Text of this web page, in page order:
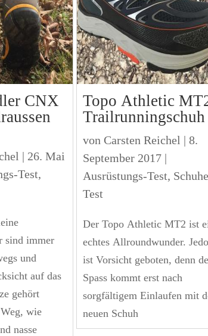
CNX
| 26. Mai
Test,
sind immer
und
auf das
gehört
wie
nasse
Topo Athletic
Trailrunningschuh
von Carsten Reichel | 8.
September 2017|
Ausrüstungs-Test, Schuhe
Test
Der Topo Athletic MT2 ist
echtes Allroundwunder.
ist Vorsicht geboten, denn
Spass kommt erst nach
sorgfältigem Einlaufen mit
neuen Schuh